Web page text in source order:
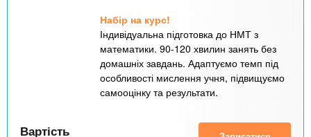
Набір на курс!
Індивідуальна підготовка до НМТ з
математики. 90-120 хвилин занять без
домашніх завдань. Адаптуємо темп під
особливості мислення учня, підвищуємо
самооцінку та результати.
Вартість